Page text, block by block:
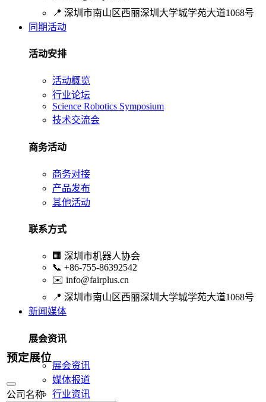
📍 深圳市南山区西丽深圳大学城学苑大道1068号
同期活动
活动安排
活动概览
行业论坛
Science Robotics Symposium
技术交流会
商务活动
商务对接
产品发布
其他活动
联系方式
🏢 深圳市机器人协会
📞 +86-755-86392542
✉️ info@fairplus.cn
📍 深圳市南山区西丽深圳大学城学苑大道1068号
新闻媒体
展会资讯
展会资讯
媒体报道
行业资讯
预定展位
公司名称